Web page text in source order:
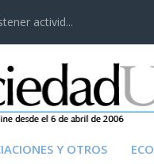
activid...
Y OTROS